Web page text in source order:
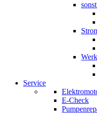
Service
E-Check